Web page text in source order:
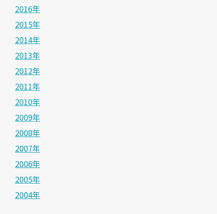
2016年
2015年
2014年
2013年
2012年
2011年
2010年
2009年
2008年
2007年
2006年
2005年
2004年